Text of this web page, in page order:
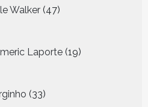
Walker 47
producten
Laporte 19
producten
33
producten